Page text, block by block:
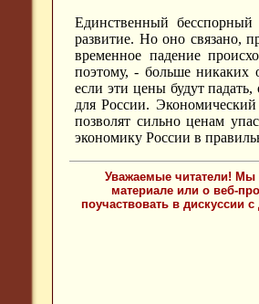
Единственный
развитие. Но оно связано,
временное падение
поэтому, - больше никаких
если эти цены будут
для России.
позволят сильно ценам
экономику России в
Уважаемые читатели! Мы
материале или о веб-
поучаствовать в дискуссии